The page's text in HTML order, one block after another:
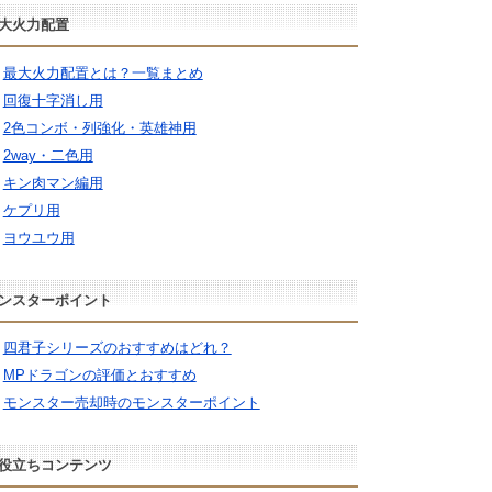
火力配置
最大火力配置とは？一覧まとめ
回復十字消し用
2色コンボ・列強化・英雄神用
2way・二色用
キン肉マン編用
ケプリ用
ヨウユウ用
スターポイント
四君子シリーズのおすすめはどれ？
MPドラゴンの評価とおすすめ
モンスター売却時のモンスターポイント
立ちコンテンツ